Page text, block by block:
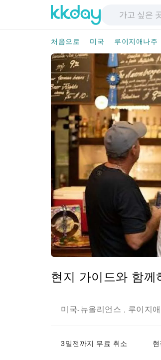
처음으로 미국 루이지애나주
현지 가이드와 함께
미국-뉴올리언스 루이지
3일전까지 무료 취소